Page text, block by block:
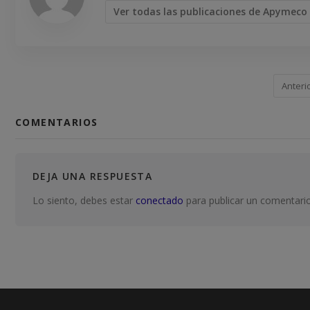
Ver todas las publicaciones de Apymeco
COMENTARIOS
DEJA UNA RESPUESTA
Lo siento, debes estar conectado para publicar un